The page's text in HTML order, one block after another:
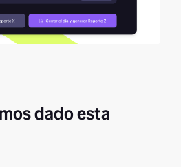
dado esta